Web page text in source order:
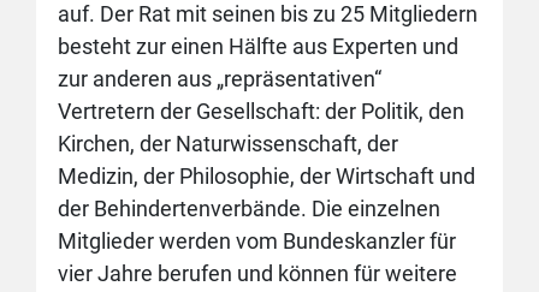
auf. Der Rat mit seinen bis zu 25 Mitgliedern
besteht zur einen Hälfte aus Experten und
zur anderen aus „repräsentativen“
Vertretern der Gesellschaft: der Politik, den
Kirchen, der Naturwissenschaft, der
Medizin, der Philosophie, der Wirtschaft und
der Behindertenverbände. Die einzelnen
Mitglieder werden vom Bundeskanzler für
vier Jahre berufen und können für weitere